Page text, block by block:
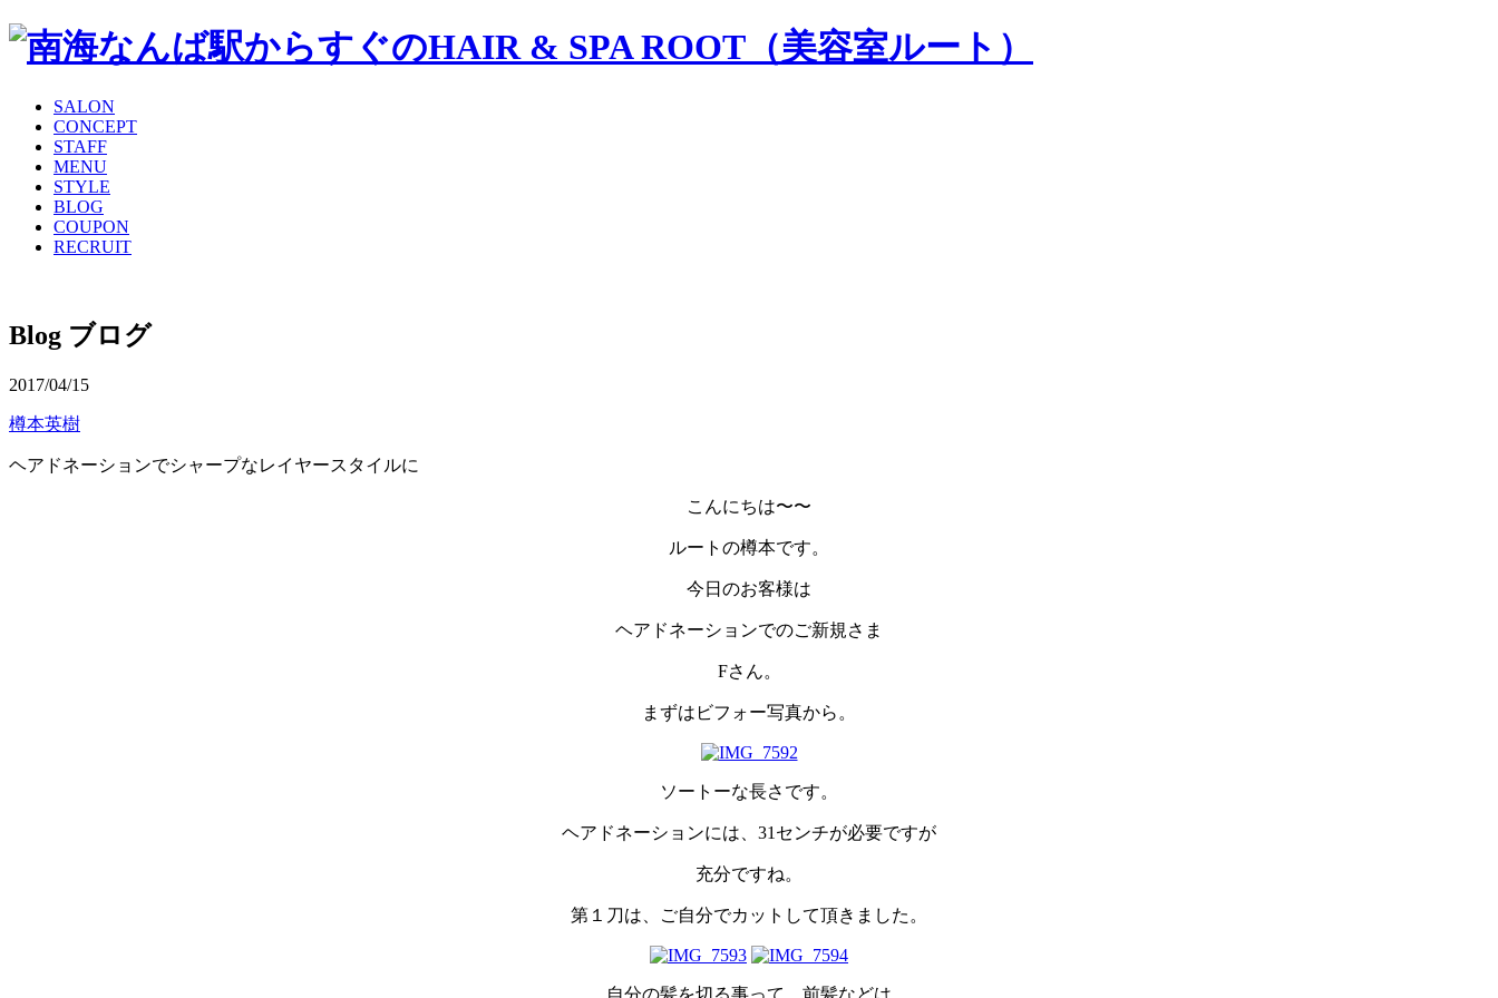
SALON
CONCEPT
STAFF
MENU
STYLE
BLOG
COUPON
RECRUIT
Blog ブログ
2017/04/15
樽本英樹
ヘアドネーションでシャープなレイヤースタイルに
こんにちは〜〜
ルートの樽本です。
今日のお客様は
ヘアドネーションでのご新規さま
Fさん。
まずはビフォー写真から。
ソートーな長さです。
ヘアドネーションには、31センチが必要ですが
充分ですね。
第１刀は、ご自分でカットして頂きました。
自分の髪を切る事って、前髪などは